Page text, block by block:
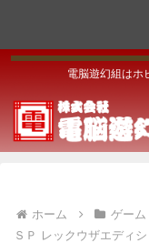
電脳遊幻組はホ
ホーム ゲーム
ＳＰ レックウザエディ